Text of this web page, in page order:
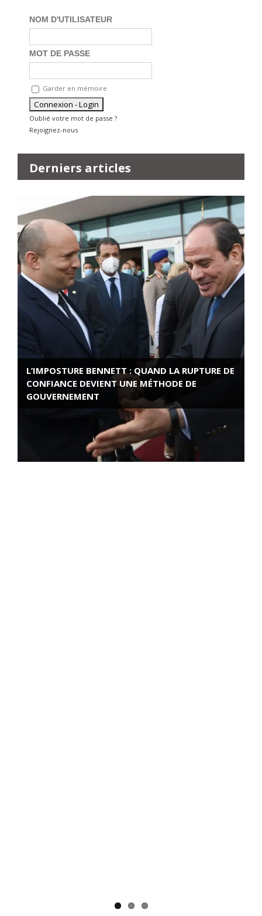
NOM D'UTILISATEUR
MOT DE PASSE
Garder en mémoire
Oublié votre mot de passe ?
Rejoignez-nous
Derniers articles
L’IMPOSTURE BENNETT : QUAND LA RUPTURE DE
CONFIANCE DEVIENT UNE MÉTHODE DE
GOUVERNEMENT
ROSE VALLAND, HEROÏNE DE LA RESISTANCE